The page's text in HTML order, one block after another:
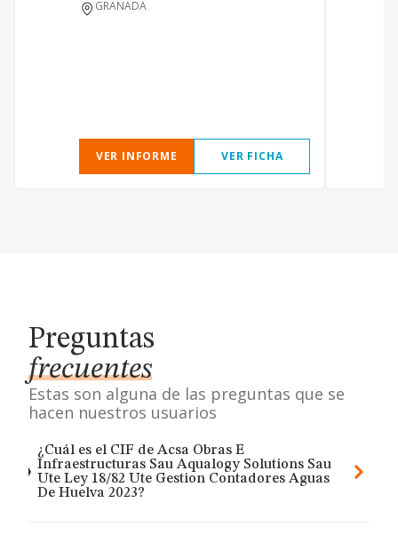
GRANADA
VER INFORME VER FICHA
Preguntas
frecuentes
Estas son alguna de las preguntas que se
hacen nuestros usuarios
¿Cuál es el CIF de Acsa Obras E
Infraestructuras Sau Aqualogy Solutions Sau
Ute Ley 18/82 Ute Gestion Contadores Aguas
De Huelva 2023?